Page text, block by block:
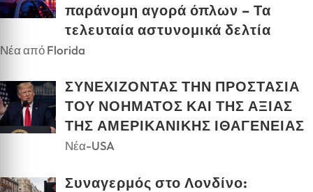
παράνομη αγορά όπλων – Τα
τελευταία αστυνομικά δελτία
Νέα από Florida
ΣΥΝΕΧΙΖΟΝΤΑΣ ΤΗΝ ΠΡΟΣΤΑΣΙΑ
ΤΟΥ ΝΟΗΜΑΤΟΣ ΚΑΙ ΤΗΣ ΑΞΙΑΣ
ΤΗΣ ΑΜΕΡΙΚΑΝΙΚΗΣ ΙΘΑΓΕΝΕΙΑΣ
Νέα-USA
Συναγερμός στο Λονδίνο: